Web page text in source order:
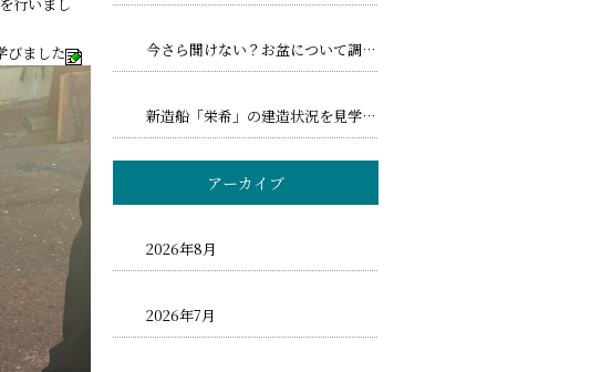
びました
今さら聞けない？お盆について調べてみました！
新造船「栄希」の建造状況を見学してきました
アーカイブ
2026年8月
2026年7月